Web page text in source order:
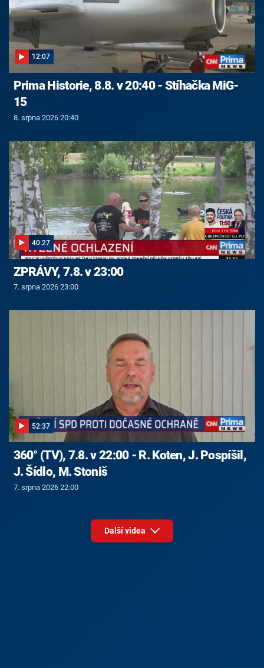
12:07
Prima Historie, 8.8. v 20:40 - Stíhačka MiG-
15
8. srpna 2026 20:40
40:27
ZPRÁVY, 7.8. v 23:00
7. srpna 2026 23:00
52:37
360° (TV), 7.8. v 22:00 - R. Koten, J. Pospíšil,
J. Šídlo, M. Stoniš
7. srpna 2026 22:00
Další videa